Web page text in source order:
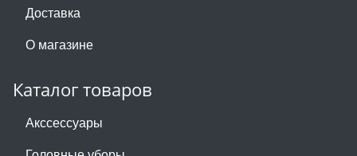
Доставка
О магазине
Каталог товаров
Акссессуары